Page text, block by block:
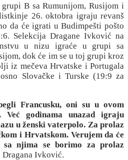
B sa Rumunijom, Rusijom i
26. oktobra igraju revanš
da će igrati u Budimpešti pošto
Selekcija Dragane Ivković na
u nizu igraće u grupi sa
dok će im se u toj grupi kroz
iz mečeva Hrvatske i Portugala
Slovačke i Turske (19:9 za
Francusku, oni su u ovom
godinama unazad igraju
u ženski vaterpolo. Za prolaz
i Hrvatskom. Verujem da će
njima se borimo za prolaz
Dragana Ivković.